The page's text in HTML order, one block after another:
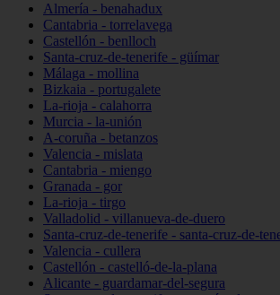
Almería - benahadux
Cantabria - torrelavega
Castellón - benlloch
Santa-cruz-de-tenerife - güímar
Málaga - mollina
Bizkaia - portugalete
La-rioja - calahorra
Murcia - la-unión
A-coruña - betanzos
Valencia - mislata
Cantabria - miengo
Granada - gor
La-rioja - tirgo
Valladolid - villanueva-de-duero
Santa-cruz-de-tenerife - santa-cruz-de-
Valencia - cullera
Castellón - castelló-de-la-plana
Alicante - guardamar-del-segura